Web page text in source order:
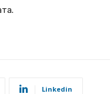
Linkedin